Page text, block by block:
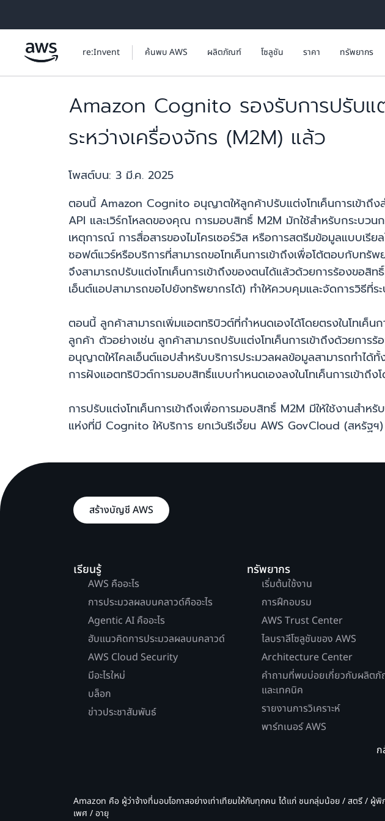
re:Invent ค้นพบ AWS ผลิตภัณฑ์ โซลูชัน ราคา ทรัพยากร
Amazon Cognito รองรับการปรับแ
ระหว่างเครื่องจักร (M2M) แล้ว
โพสต์บน: 3 มี.ค. 2025
ตอนนี้ Amazon Cognito อนุญาตให้ลูกค้าปรับแต่งโทเค็นการเข้าถึง
API และเวิร์กโหลดของคุณ การมอบสิทธิ์ M2M มักใช้สำหรับกระบว
เหตุการณ์ การสื่อสารของไมโครเซอร์วิส หรือการสตรีมข้อมูลแบบเรี
ซอฟต์แวร์หรือบริการที่สามารถขอโทเค็นการเข้าถึงเพื่อโต้ตอบกับท
จึงสามารถปรับแต่งโทเค็นการเข้าถึงของตนได้แล้วด้วยการร้องขอสิ
เอ็นต์แอปสามารถขอไปยังทรัพยากรได้) ทำให้ควบคุมและจัดการวิธี
ตอนนี้ ลูกค้าสามารถเพิ่มแอตทริบิวต์ที่กำหนดเองได้โดยตรงในโทเค็
ลูกค้า ตัวอย่างเช่น ลูกค้าสามารถปรับแต่งโทเค็นการเข้าถึงด้วยการ
อนุญาตให้ไคลเอ็นต์แอปสำหรับบริการประมวลผลข้อมูลสามารถทำไ
การฝังแอตทริบิวต์การมอบสิทธิ์แบบกำหนดเองลงในโทเค็นการเข้าถึง
การปรับแต่งโทเค็นการเข้าถึงเพื่อการมอบสิทธิ์ M2M มีให้ใช้งานสำ
แห่งที่มี Cognito ให้บริการ ยกเว้นรีเจี้ยน AWS GovCloud (สหรัฐฯ
สร้างบัญชี AWS
เรียนรู้
AWS คืออะไร
การประมวลผลบนคลาวด์คืออะไร
Agentic AI คืออะไร
ฮับแนวคิดการประมวลผลบนคลาวด์
AWS Cloud Security
มีอะไรใหม่
บล็อก
ข่าวประชาสัมพันธ์
ทรัพยากร
เริ่มต้นใช้งาน
การฝึกอบรม
AWS Trust Center
ไลบราลีโซลูชันของ AWS
Architecture Center
คำถามที่พบบ่อยเกี่ยวกับผลิต
และเทคนิค
รายงานการวิเคราะห์
พาร์ทเนอร์ AWS
Amazon คือ ผู้ว่าจ้างที่มอบโอกาสอย่างเท่าเทียมให้กับทุกคน ได้แก่ ชนกลุ่มน้อย / สตรี /
เพศ / อายุ